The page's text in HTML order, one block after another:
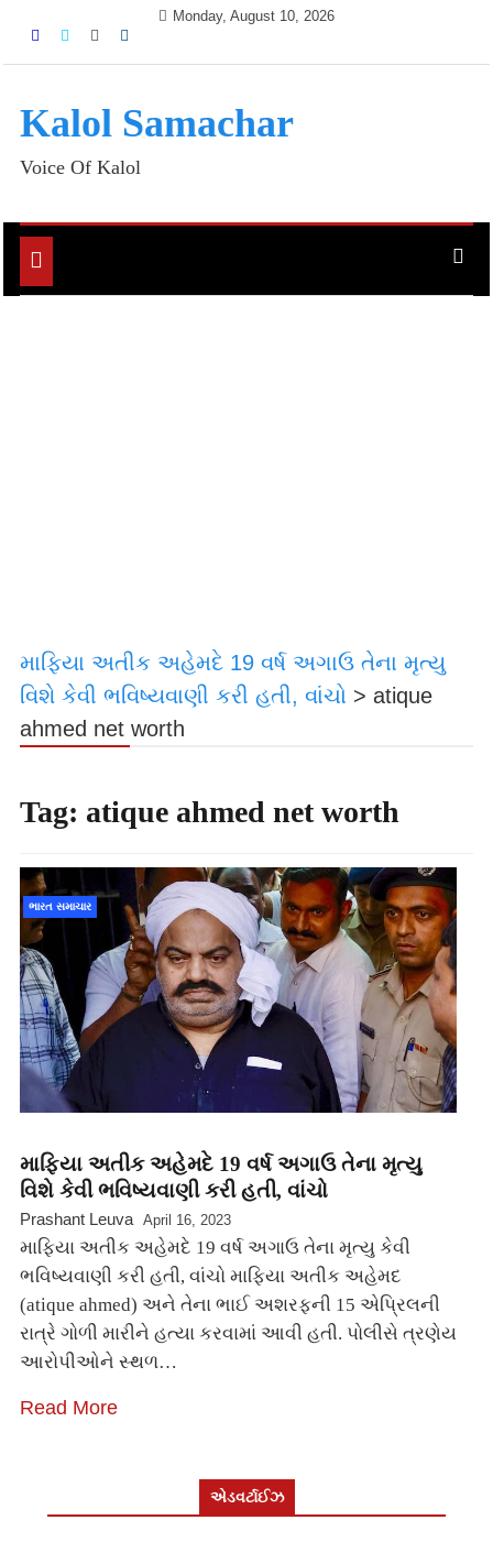
Monday, August 10, 2026
Kalol Samachar
Voice Of Kalol
Toggle
navigation
માફિયા અતીક અહેમદે 19 વર્ષ અગાઉ તેના મૃત્યુ
વિશે કેવી ભવિષ્યવાણી કરી હતી, વાંચો > atique
ahmed net worth
Tag: atique ahmed net worth
ભારત સમાચાર
માફિયા અતીક અહેમદે 19 વર્ષ અગાઉ તેના મૃત્યુ
વિશે કેવી ભવિષ્યવાણી કરી હતી, વાંચો
Prashant Leuva April 16, 2023
માફિયા અતીક અહેમદે 19 વર્ષ અગાઉ તેના મૃત્યુ કેવી
ભવિષ્યવાણી કરી હતી, વાંચો માફિયા અતીક અહેમદ
(atique ahmed) અને તેના ભાઈ અશરફની 15 એપ્રિલની
રાત્રે ગોળી મારીને હત્યા કરવામાં આવી હતી. પોલીસે ત્રણેય
આરોપીઓને સ્થળ…
Read More
એડવર્ટાઈઝ